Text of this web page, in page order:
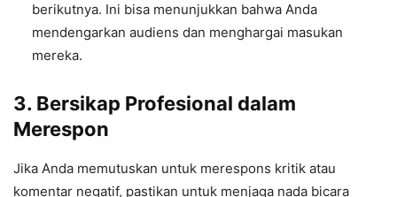
berikutnya. Ini bisa menunjukkan bahwa Anda
mendengarkan audiens dan menghargai masukan
mereka.
3. Bersikap Profesional dalam
Merespon
Jika Anda memutuskan untuk merespons kritik atau
komentar negatif, pastikan untuk menjaga nada bicara